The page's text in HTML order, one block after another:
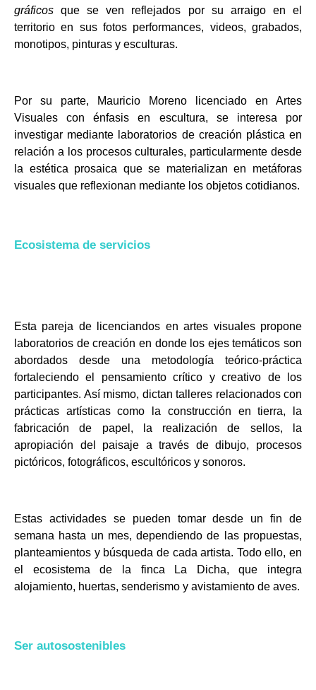
gráficos que se ven reflejados por su arraigo en el
territorio en sus fotos performances, videos, grabados,
monotipos, pinturas y esculturas.
Por su parte, Mauricio
Moreno licenciado en Artes
Visuales conénfasis en escultura, se interesa por
investigar mediante laboratorios de creación plástica en
relación a los procesos culturales, particularmente desde
la estética prosaica que se materializan en metáforas
visuales que reflexionan mediante los objetos cotidianos.
Ecosistema de servicios
Esta pareja de licenciandos en artes visuales propone
laboratorios de creación en donde los ejes temáticos son
abordados desde una metodología teórico-práctica
fortaleciendo el pensamiento crítico y creativo de los
participantes. Así mismo, dictan talleres relacionados con
prácticas artísticas como la construcción en tierra, la
fabricación de papel, la realización de sellos, la
apropiación del paisaje a través de dibujo, procesos
pictóricos, fotográficos, escultóricos y sonoros.
Estas actividades se pueden tomar desde un fin de
semana hasta un mes, dependiendo de las propuestas,
planteamientos y búsqueda de cada artista. Todo ello, en
el ecosistema de la finca La
Dicha, que integra
alojamiento, huertas, senderismo y avistamiento de aves.
Ser autosostenibles